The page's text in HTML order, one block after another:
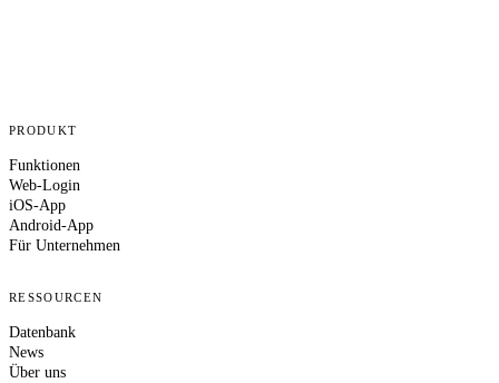
PRODUKT
Funktionen
Web-Login
iOS-App
Android-App
Für Unternehmen
RESSOURCEN
Datenbank
News
Über uns